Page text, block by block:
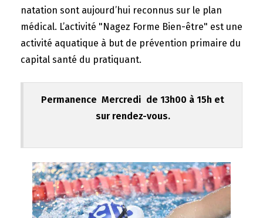
natation sont aujourd’hui reconnus sur le plan
médical. L’activité "Nagez Forme Bien-être" est une
activité aquatique à but de prévention primaire du
capital santé du pratiquant.
Permanence Mercredi de 13h00 à 15h et
sur rendez-vous.